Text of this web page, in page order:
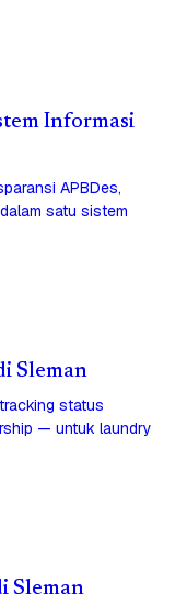
Informasi
APBDes,
satu sistem
Sleman
status
— untuk laundry
Sleman